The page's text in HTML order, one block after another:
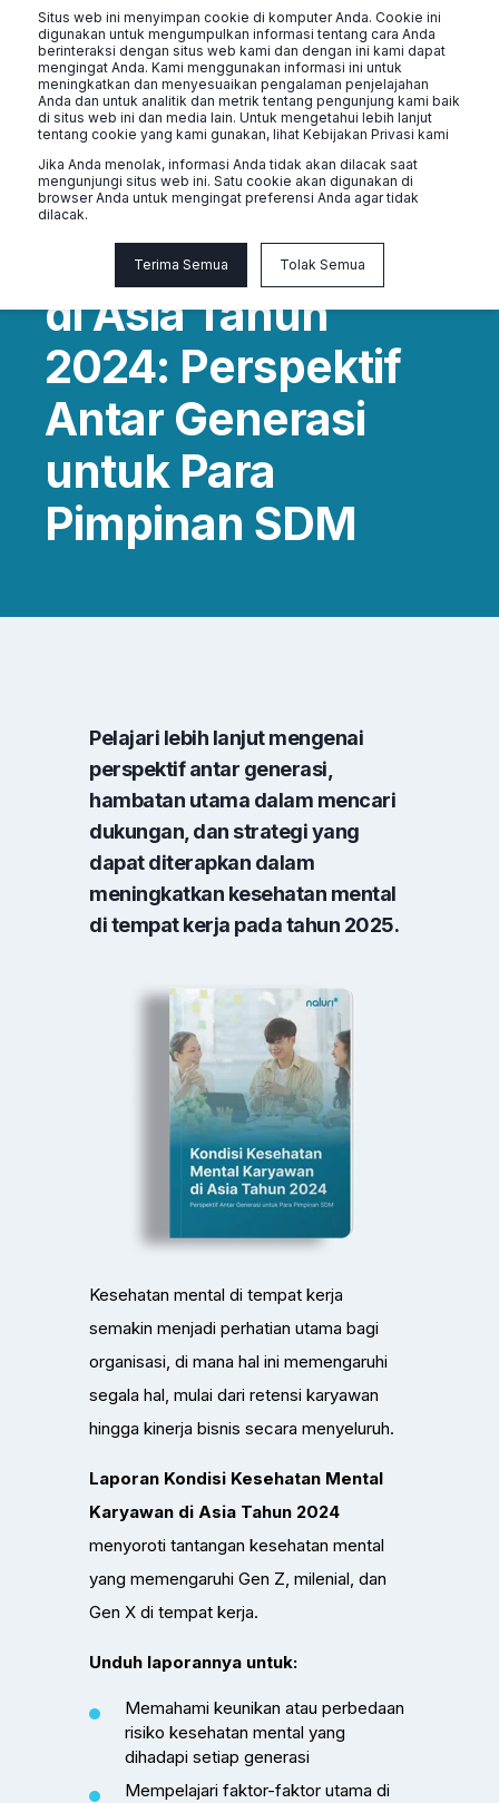
Situs web ini menyimpan cookie di komputer Anda. Cookie ini
digunakan untuk mengumpulkan informasi tentang cara Anda
berinteraksi dengan situs web kami dan dengan ini kami dapat
mengingat Anda. Kami menggunakan informasi ini untuk
meningkatkan dan menyesuaikan pengalaman penjelajahan
Anda dan untuk analitik dan metrik tentang pengunjung kami baik
di situs web ini dan media lain. Untuk mengetahui lebih lanjut
tentang cookie yang kami gunakan, lihat Kebijakan Privasi kami
Jika Anda menolak, informasi Anda tidak akan dilacak saat
mengunjungi situs web ini. Satu cookie akan digunakan di
browser Anda untuk mengingat preferensi Anda agar tidak
dilacak.
Terima Semua Tolak Semua
Kondisi Kesehatan
Mental Karyawan
di Asia Tahun
2024: Perspektif
Antar Generasi
untuk Para
Pimpinan SDM
Pelajari lebih lanjut mengenai
perspektif antar generasi,
hambatan utama dalam mencari
dukungan, dan strategi yang
dapat diterapkan dalam
meningkatkan kesehatan mental
di tempat kerja pada tahun 2025.
Kesehatan mental di tempat kerja
semakin menjadi perhatian utama bagi
organisasi, di mana hal ini memengaruhi
segala hal, mulai dari retensi karyawan
hingga kinerja bisnis secara menyeluruh.
Laporan Kondisi Kesehatan Mental
Karyawan di Asia Tahun 2024
menyoroti tantangan kesehatan mental
yang memengaruhi Gen Z, milenial, dan
Gen X di tempat kerja.
Unduh laporannya untuk:
Memahami keunikan atau perbedaan
risiko kesehatan mental yang
dihadapi setiap generasi
Mempelajari faktor-faktor utama di